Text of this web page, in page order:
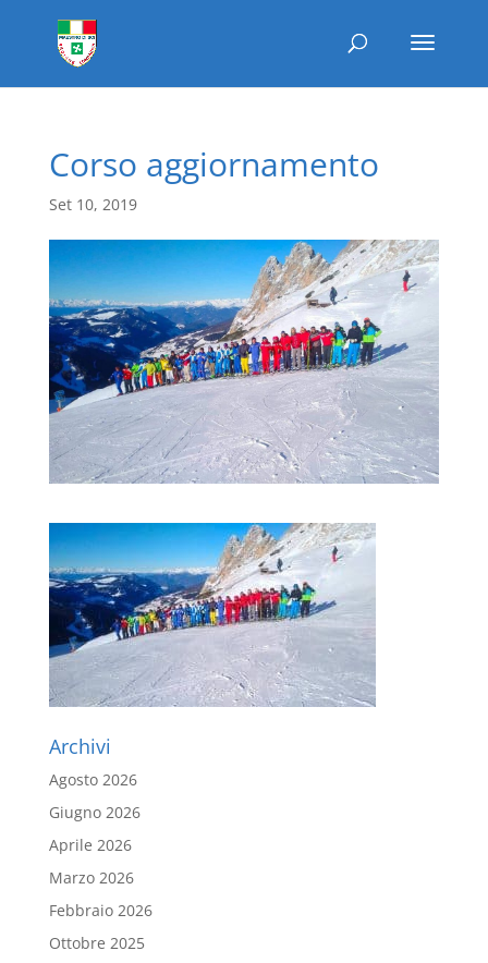
Corso aggiornamento
Set 10, 2019
Archivi
Agosto 2026
Giugno 2026
Aprile 2026
Marzo 2026
Febbraio 2026
Ottobre 2025